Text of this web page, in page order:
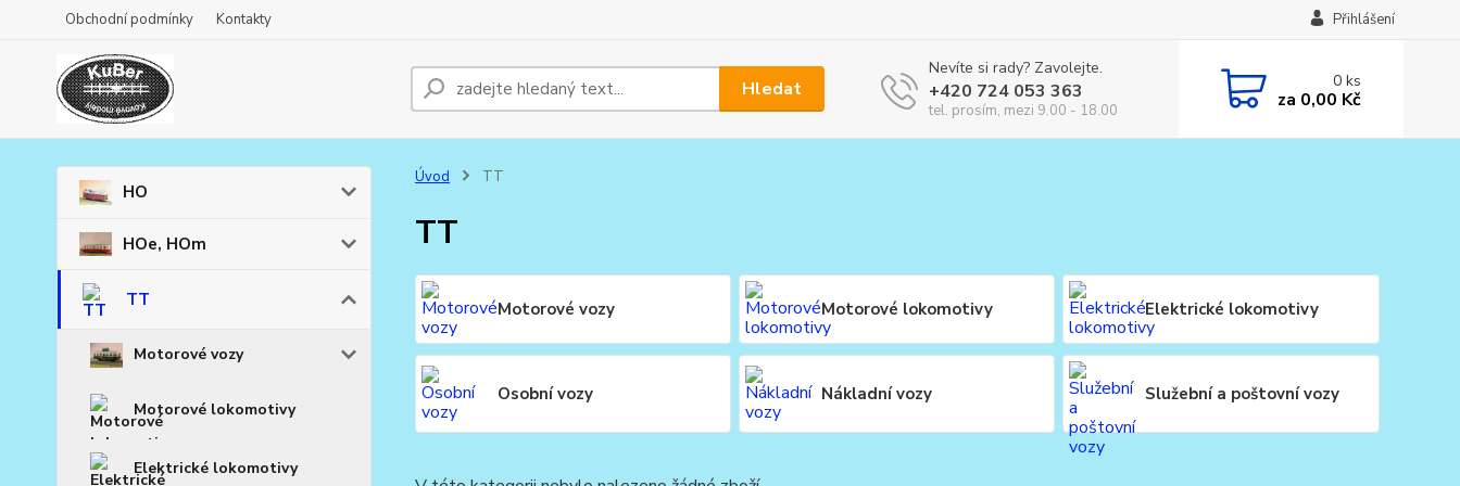
Obchodní podmínky Kontakty Přihlášení
Hledat
Nevíte si rady? Zavolejte.
+420 724 053 363
tel. prosím, mezi 9.00 - 18.00
0ks
za 0,00 Kč
HO
HOe, HOm
TT
Motorové vozy
Motorové lokomotivy
Elektrické lokomotivy
Úvod TT
TT
Motorové vozy Motorové lokomotivy Elektrické lokomotivy
Osobní vozy Nákladní vozy Služební a poštovní vozy